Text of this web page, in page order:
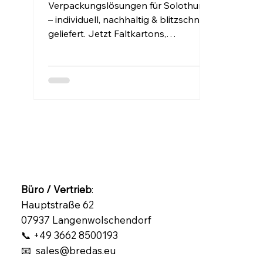
Verpackungslösungen für Solothurn
– individuell, nachhaltig & blitzschnell
geliefert. Jetzt Faltkartons,
Büro / Vertrieb:
Hauptstraße 62
07937 Langenwolschendorf
📞 +49 3662 8500193
📧 sales@bredas.eu